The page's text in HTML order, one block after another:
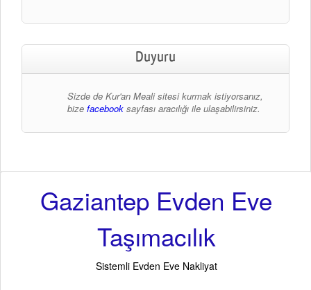
Duyuru
Sizde de Kur'an Meali sitesi kurmak istiyorsanız,
bize facebook sayfası aracılığı ile ulaşabilirsiniz.
Gaziantep Evden Eve
Taşımacılık
Sistemli Evden Eve Nakliyat